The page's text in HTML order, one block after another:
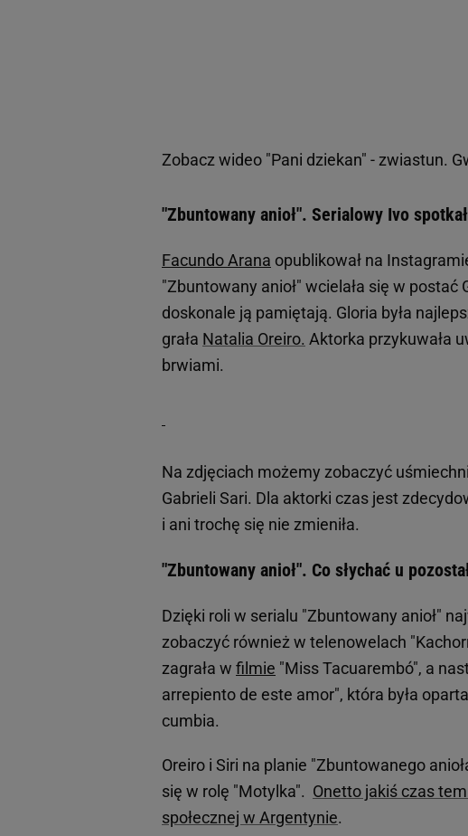
Zobacz wideo "Pani dziekan" - zwiastun.
"Zbuntowany anioł". Serialowy Ivo
Facundo Arana opublikował na
"Zbuntowany anioł" wcielała się w
doskonale ją pamiętają. Gloria była
grała Natalia Oreiro. Aktorka przykuwała
brwiami.
Na zdjęciach możemy zobaczyć
Gabrieli Sari. Dla aktorki czas jest
i ani trochę się nie zmieniła.
"Zbuntowany anioł". Co słychać u
Dzięki roli w serialu "Zbuntowany anioł"
zobaczyć również w telenowelach
zagrała w filmie "Miss Tacuarembó", a
arrepiento de este amor", która była
cumbia.
Oreiro i Siri na planie "Zbuntowanego
się w rolę "Motylka". Onetto jakiś czas
społecznej w Argentynie.